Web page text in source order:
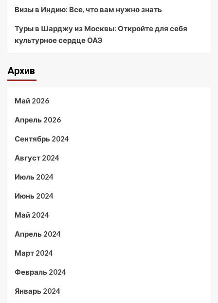
Визы в Индию: Все, что вам нужно знать
Туры в Шарджу из Москвы: Откройте для себя
культурное сердце ОАЭ
Архив
Май 2026
Апрель 2026
Сентябрь 2024
Август 2024
Июль 2024
Июнь 2024
Май 2024
Апрель 2024
Март 2024
Февраль 2024
Январь 2024